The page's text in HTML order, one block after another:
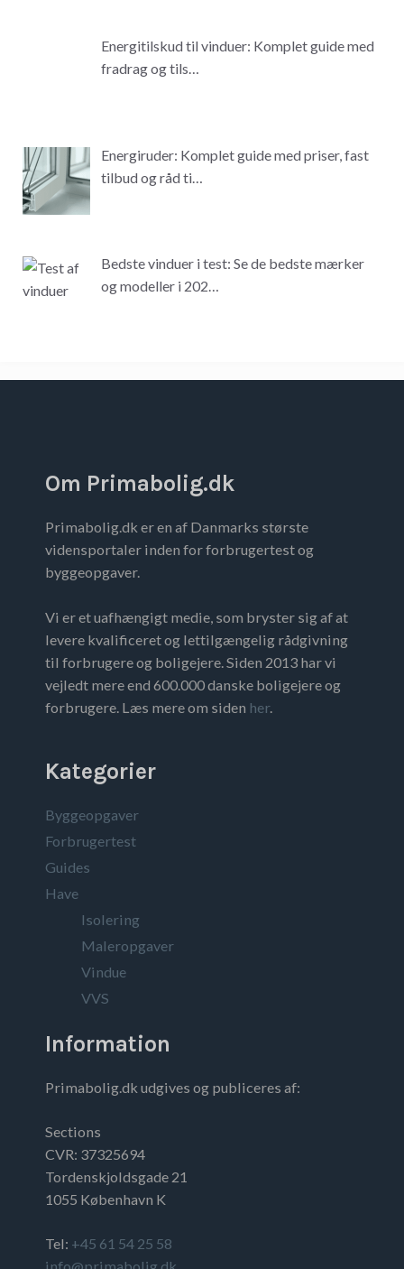
Energitilskud til vinduer: Komplet guide med
fradrag og tils…
Energiruder: Komplet guide med priser, fast
tilbud og råd ti…
Bedste vinduer i test: Se de bedste mærker
og modeller i 202…
Om Primabolig.dk
Primabolig.dk er en af Danmarks største
vidensportaler inden for forbrugertest og
byggeopgaver.
Vi er et uafhængigt medie, som bryster sig af at
levere kvalificeret og lettilgængelig rådgivning
til forbrugere og boligejere. Siden 2013 har vi
vejledt mere end 600.000 danske boligejere og
forbrugere. Læs mere om siden her.
Kategorier
Byggeopgaver
Forbrugertest
Guides
Have
Isolering
Maleropgaver
Vindue
VVS
Information
Primabolig.dk udgives og publiceres af:
Sections
CVR: 37325694
Tordenskjoldsgade 21
1055 København K
Tel: +45 61 54 25 58